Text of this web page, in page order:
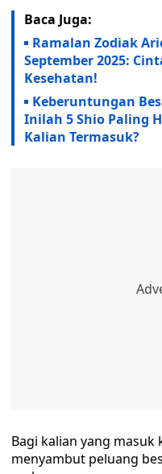
Baca Juga:
Ramalan Zodiak
September 2025:
Kesehatan!
Keberuntungan
Inilah 5 Shio Paling
Kalian Termasuk?
Bagi kalian yang
menyambut peluang